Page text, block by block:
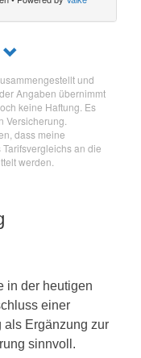
in der heutigen
einer
als Ergänzung zur
sinnvoll.